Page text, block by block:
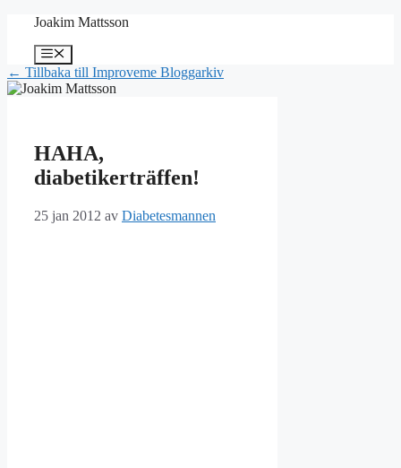
Hoppa
innehåll
Joakim Mattsson
Meny
← Tillbaka till Improveme Bloggarkiv
HAHA,
diabetikerträffen!
25 jan 2012 av Diabetesmannen